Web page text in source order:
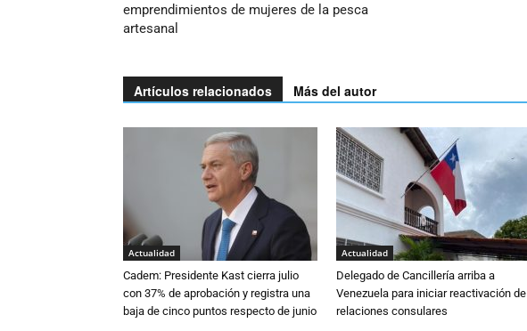
emprendimientos de mujeres de la pesca
artesanal
Artículos relacionados Más del autor
Actualidad
Cadem: Presidente Kast cierra julio
con 37% de aprobación y registra una
baja de cinco puntos respecto de junio
Actualidad
Delegado de Cancillería arriba a
Venezuela para iniciar reactivación de
relaciones consulares